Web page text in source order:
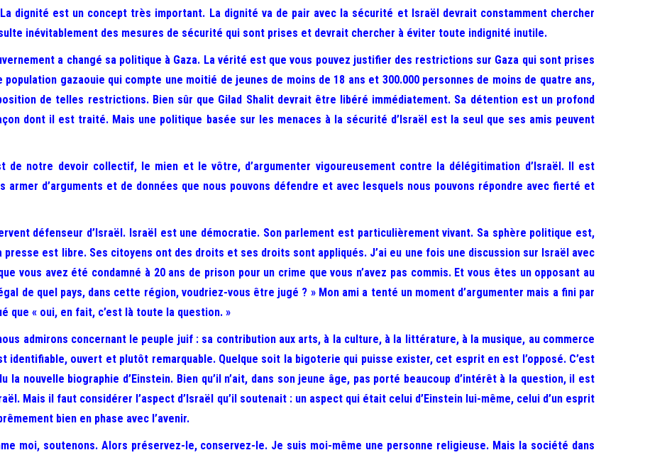
La dignité est un concept très important. La dignité va de pair avec la sécurité et Israël devrait constamment chercher
inévitablement des mesures de sécurité qui sont prises et devrait chercher à éviter toute indignité inutile.
a changé sa politique à Gaza. La vérité est que vous pouvez justifier des restrictions sur Gaza qui sont prises
gazaouie qui compte une moitié de jeunes de moins de 18 ans et 300.000 personnes de moins de quatre ans,
de telles restrictions. Bien sûr que Gilad Shalit devrait être libéré immédiatement. Sa détention est un profond
dont il est traité. Mais une politique basée sur les menaces à la sécurité d’Israël est la seul que ses amis peuvent
de notre devoir collectif, le mien et le vôtre, d’argumenter vigoureusement contre la délégitimation d’Israël. Il est
d’arguments et de données que nous pouvons défendre et avec lesquels nous pouvons répondre avec fierté et
défenseur d’Israël. Israël est une démocratie. Son parlement est particulièrement vivant. Sa sphère politique est,
est libre. Ses citoyens ont des droits et ses droits sont appliqués. J’ai eu une fois une discussion sur Israël avec
vous avez été condamné à 20 ans de prison pour un crime que vous n’avez pas commis. Et vous êtes un opposant au
de quel pays, dans cette région, voudriez-vous être jugé ? » Mon ami a tenté un moment d’argumenter mais a fini par
que « oui, en fait, c’est là toute la question. »
admirons concernant le peuple juif : sa contribution aux arts, à la culture, à la littérature, à la musique, au commerce
identifiable, ouvert et plutôt remarquable. Quelque soit la bigoterie qui puisse exister, cet esprit en est l’opposé. C’est
la nouvelle biographie d’Einstein. Bien qu’il n’ait, dans son jeune âge, pas porté beaucoup d’intérêt à la question, il est
Mais il faut considérer l’aspect d’Israël qu’il soutenait : un aspect qui était celui d’Einstein lui-même, celui d’un esprit
bien en phase avec l’avenir.
moi, soutenons. Alors préservez-le, conservez-le. Je suis moi-même une personne religieuse. Mais la société dans